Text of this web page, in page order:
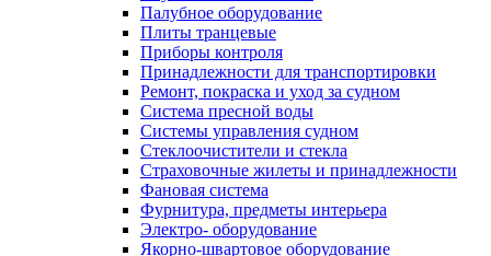
Палубное оборудование
Плиты транцевые
Приборы контроля
Принадлежности для транспортировки
Ремонт, покраска и уход за судном
Система пресной воды
Системы управления судном
Стеклоочистители и стекла
Страховочные жилеты и принадлежности
Фановая система
Фурнитура, предметы интерьера
Электро- оборудование
Якорно-швартовое оборудование